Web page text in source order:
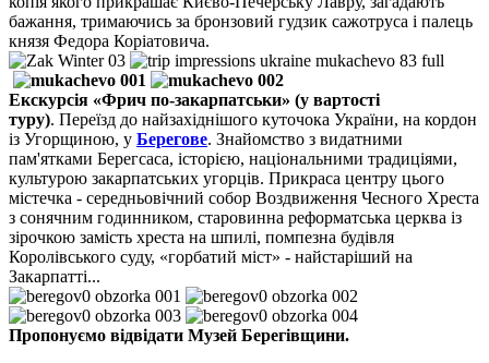
бажання, тримаючись за бронзовий гудзик сажотруса і палець
князя Федора Коріатовича.
Екскурсія «Фрич по-закарпатськи» (у вартості
туру). Переїзд до найзахіднішого куточока України, на кордон
із Угорщиною, у Берегове. Знайомство з видатними
пам'ятками Берегсаса, історією, національними традиціями,
культурою закарпатських угорців. Прикраса центру цього
містечка - середньовічний собор Воздвиження Чесного Хреста
з сонячним годинником, старовинна реформатська церква із
зірочкою замість хреста на шпилі, помпезна будівля
Королівського суду, «горбатий міст» - найстаріший на
Закарпатті...
Пропонуємо відвідати Музей Берегівщини.